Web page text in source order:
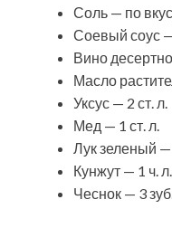
Соль — по
Соевый соус —
Вино
Масло
Уксус — 2 ст. л.
Мед — 1 ст. л.
Лук зеленый —
Кунжут — 1 ч. л.
Чеснок — 3